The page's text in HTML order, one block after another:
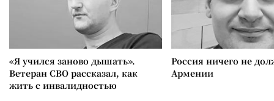
«Я учился заново дышать».
Ветеран СВО рассказал, как
жить с инвалидностью
Россия ничего не
Армении